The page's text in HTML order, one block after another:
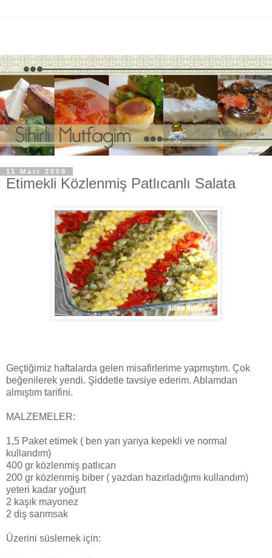
11 Mart 2009
Etimekli Közlenmiş Patlıcanlı Salata
Geçtiğimiz haftalarda gelen misafirlerime yapmıştım. Çok
beğenilerek yendi. Şiddetle tavsiye ederim. Ablamdan
almıştım tarifini.
MALZEMELER:
1,5 Paket etimek ( ben yarı yarıya kepekli ve normal
kullandım)
400 gr közlenmiş patlıcan
200 gr közlenmiş biber ( yazdan hazırladığımı kullandım)
yeteri kadar yoğurt
2 kaşık mayonez
2 diş sarımsak
Üzerini süslemek için: